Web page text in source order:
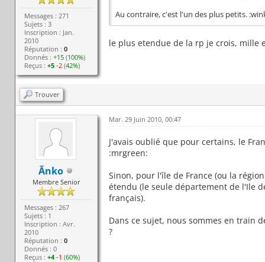
Messages : 271
Sujets : 3
Inscription : Jan.
2010
Réputation :0
Donnés :+15 (100%)
Reçus :+5 -2 (42%)
Au contraire, c'est l'un des plus petits.
le plus etendue de la rp je crois, mille
Trouver
Ãnko
Membre Senior
Messages : 267
Sujets : 1
Inscription : Avr.
2010
Réputation :0
Donnés : 0
Reçus :+4 -1 (60%)
Mar. 29 Juin 2010, 00:47
J'avais oublié que pour certains, le
:mrgreen:
Sinon, pour l'île de France (ou la
étendu (le seule département de l'Ile
français).
Dans ce sujet, nous sommes en train
?